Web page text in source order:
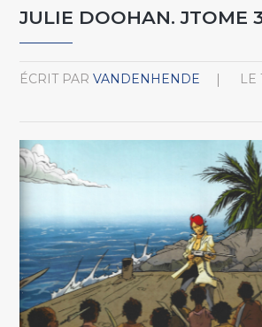
JULIE DOOHAN. JTOME
ÉCRIT PAR VANDENHENDE LE